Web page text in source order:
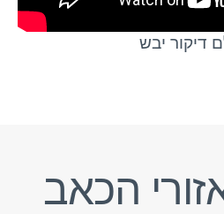
דיקור יבש
הכאב